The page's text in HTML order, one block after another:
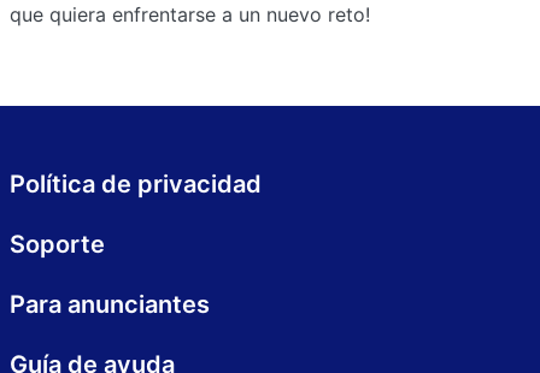
que quiera enfrentarse a un nuevo reto!
Política de privacidad
Soporte
Para anunciantes
Guía de ayuda